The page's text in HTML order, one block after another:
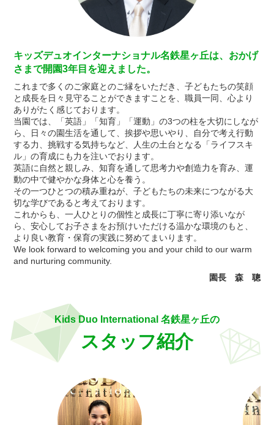
キッズデュオインターナショナル名鉄星ヶ丘は、おかげ
さまで開園3年目を迎えました。
これまで多くのご家庭とのご縁をいただき、子どもたちの笑顔
と成長を日々見守ることができますことを、職員一同、心より
ありがたく感じております。
当園では、「英語」「知育」「運動」の3つの柱を大切にしなが
ら、日々の園生活を通して、挨拶や思いやり、自分で考え行動
する力、挑戦する気持ちなど、人生の土台となる「ライフスキ
ル」の育成にも力を注いでおります。
英語に自然と親しみ、知育を通して思考力や創造力を育み、運
動の中で健やかな身体と心を養う。
その一つひとつの積み重ねが、子どもたちの未来につながる大
切な学びであると考えております。
これからも、一人ひとりの個性と成長に丁寧に寄り添いなが
ら、安心してお子さまをお預けいただける温かな環境のもと、
より良い教育・保育の実践に努めてまいります。
We look forward to welcoming you and your child to our warm
and nurturing community.
園長 森 聰
Kids Duo International 名鉄星ヶ丘の
スタッフ紹介